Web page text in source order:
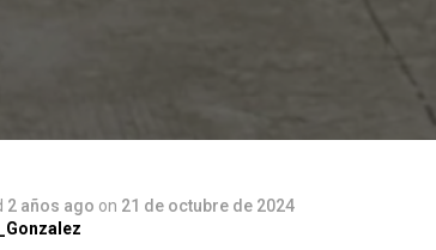
2 años ago on 21 de octubre de 2024